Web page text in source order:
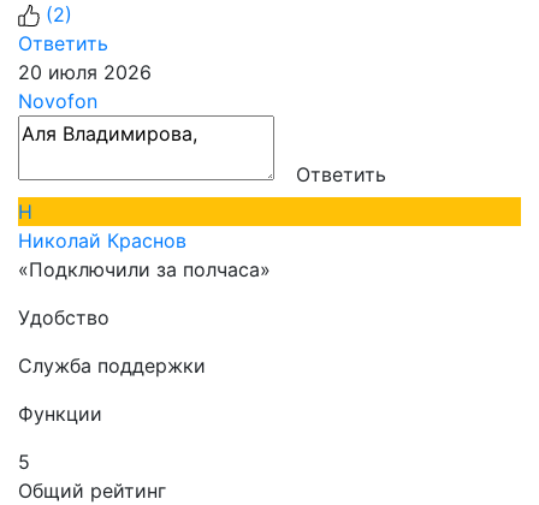
(2)
Ответить
20 июля 2026
Novofon
Ответить
Н
Николай Краснов
«Подключили за полчаса»
Удобство
Служба поддержки
Функции
5
Общий рейтинг